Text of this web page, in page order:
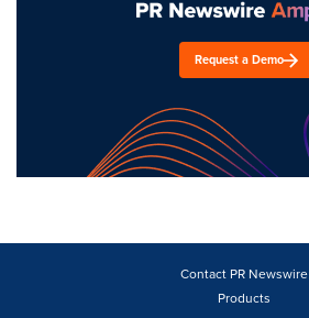
Request a Demo
Contact PR Newswire
Products